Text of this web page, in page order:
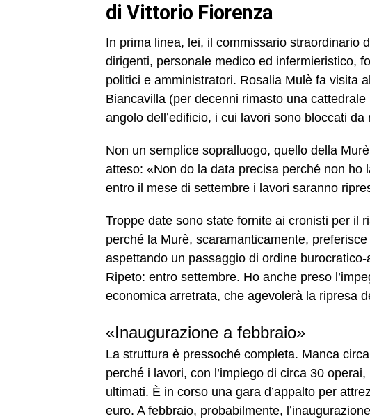
di Vittorio Fiorenza
In prima linea, lei, il commissario straordinario
dirigenti, personale medico ed infermieristico,
politici e amministratori. Rosalia Mulè fa visita
Biancavilla (per decenni rimasto una
angolo dell’edificio, i cui lavori sono bloccati da
Non un semplice sopralluogo, quello della
atteso: «Non do la data precisa perché non
entro il mese di settembre i lavori saranno
Troppe date sono state fornite ai cronisti per il
perché la Murè, scaramanticamente,
aspettando un passaggio di ordine
Ripeto: entro settembre. Ho anche preso
economica arretrata, che agevolerà la ripresa
«Inaugurazione a febbraio»
La struttura è pressoché completa. Manca
perché i lavori, con l’impiego di circa 30
ultimati. È in corso una gara d’appalto per
euro. A febbraio, probabilmente,